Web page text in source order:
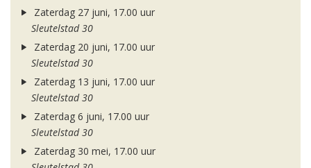
Zaterdag 27 juni, 17.00 uur
Sleutelstad 30
Zaterdag 20 juni, 17.00 uur
Sleutelstad 30
Zaterdag 13 juni, 17.00 uur
Sleutelstad 30
Zaterdag 6 juni, 17.00 uur
Sleutelstad 30
Zaterdag 30 mei, 17.00 uur